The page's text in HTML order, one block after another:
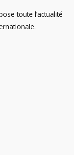
toute l’actualité